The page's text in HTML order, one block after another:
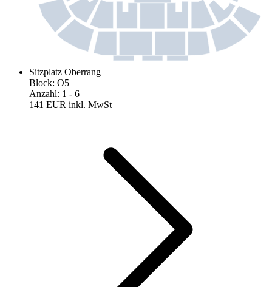
Sitzplatz Oberrang
Block: O5
Anzahl: 1 - 6
141 EUR inkl. MwSt